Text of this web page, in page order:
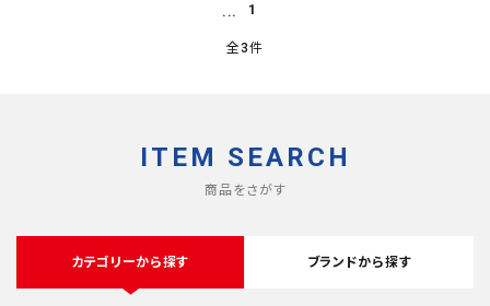
... 1
全3件
ITEM SEARCH
商品をさがす
カテゴリーから探す ブランドから探す